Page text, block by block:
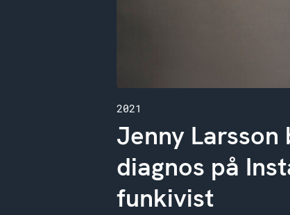
2021
Jenny
diagnos på
funkivist